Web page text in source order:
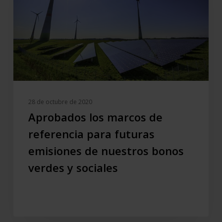
futuras
emisiones
bonos
sociales
28 de octubre de 2020
Aprobados los marcos de
referencia para futuras
emisiones de nuestros bonos
verdes y sociales